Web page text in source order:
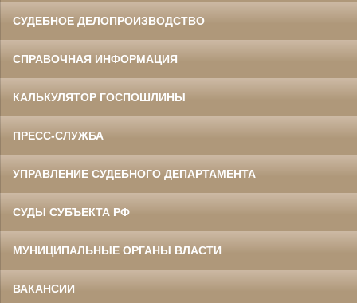
СУДЕБНОЕ ДЕЛОПРОИЗВОДСТВО
СПРАВОЧНАЯ ИНФОРМАЦИЯ
КАЛЬКУЛЯТОР ГОСПОШЛИНЫ
ПРЕСС-СЛУЖБА
УПРАВЛЕНИЕ СУДЕБНОГО ДЕПАРТАМЕНТА
СУДЫ СУБЪЕКТА РФ
МУНИЦИПАЛЬНЫЕ ОРГАНЫ ВЛАСТИ
ВАКАНСИИ